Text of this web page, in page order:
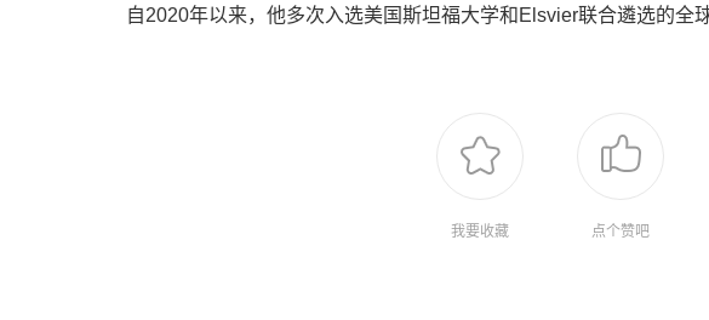
自2020年以来，他多次入选美国斯坦福大学和Elsvier联合遴选的全球
我要收藏 点个赞吧